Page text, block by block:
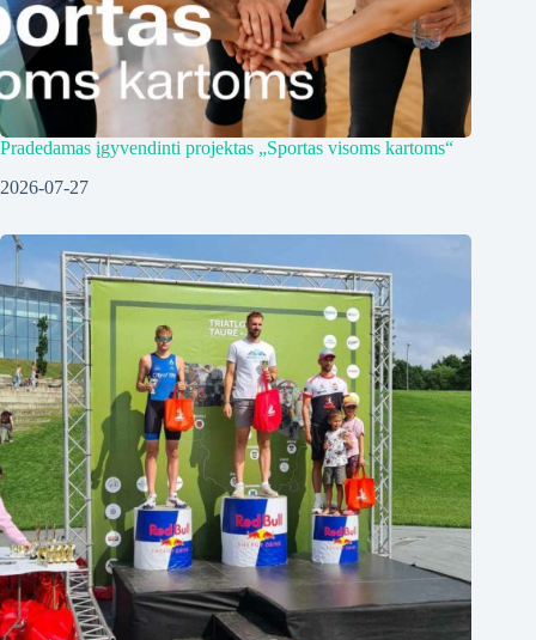
Pradedamas įgyvendinti projektas „Sportas visoms kartoms“
2026-07-27